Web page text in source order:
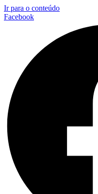
Ir para o conteúdo
Facebook